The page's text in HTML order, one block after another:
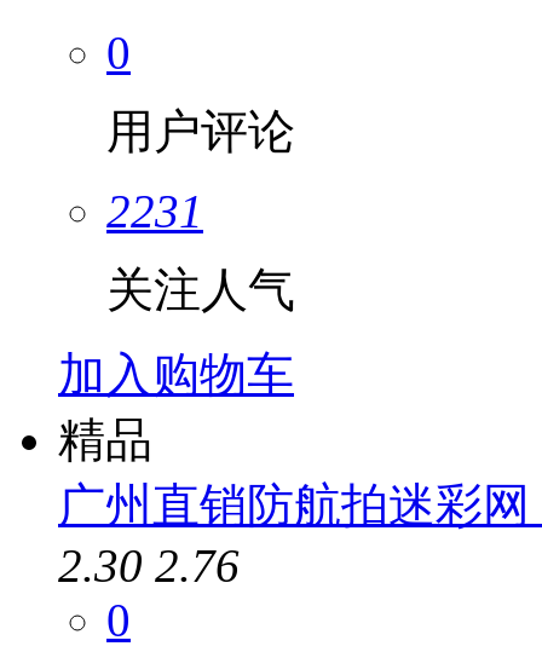
0
用户评论
2231
关注人气
加入购物车
精品
广州直销防航拍迷彩
2.30 2.76
0